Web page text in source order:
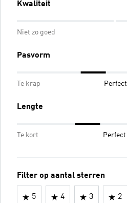
Kwaliteit
Niet zo goed
Pasvorm
Te krap Perfect
Lengte
Te kort Perfect
Filter op aantal sterren
5 4 3 2